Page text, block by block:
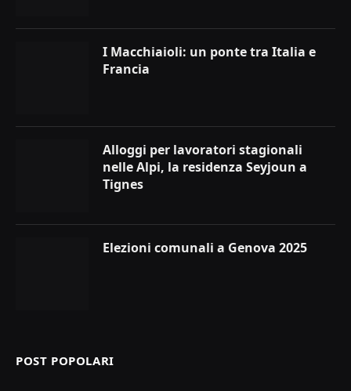
I Macchiaioli: un ponte tra Italia e
Francia
Alloggi per lavoratori stagionali
nelle Alpi, la residenza Seyjoun a
Tignes
Elezioni comunali a Genova 2025
POST POPOLARI